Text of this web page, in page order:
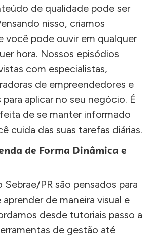
de qualidade pode ser
nisso, criamos
você pode ouvir em qualquer
hora. Nossos episódios
com especialistas,
de empreendedores e
aplicar no seu negócio. É
de se manter informado
cuida das suas tarefas diárias.
de Forma Dinâmica e
Sebrae/PR são pensados para
de maneira visual e
desde tutoriais passo a
de gestão até